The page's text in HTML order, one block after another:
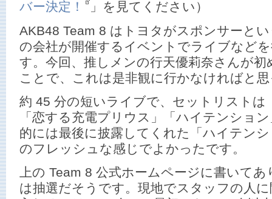
バー決定！
」を見てください）
AKB48 Team 8 はトヨタがスポンサーと
の会社が開催するイベントでライブなど
す。今回、推しメンの行天優莉奈さんが
ことで、これは是非観に行かなければと
約 45 分の短いライブで、セットリストは
「恋する充電プリウス」「ハイテンショ
的には最後に披露してくれた「ハイテン
のフレッシュな感じでよかったです。
上の Team 8 公式ホームページに書いてあ
は抽選だそうです。現地でスタッフの人